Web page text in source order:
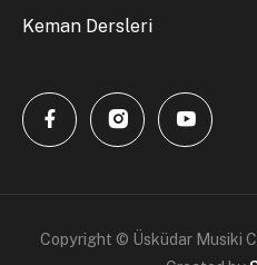
Keman Dersleri
Copyright © Üsküdar Musiki